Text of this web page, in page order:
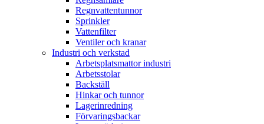
Regnvattentunnor
Sprinkler
Vattenfilter
Ventiler och kranar
Industri och verkstad
Arbetsplatsmattor industri
Arbetsstolar
Backställ
Hinkar och tunnor
Lagerinredning
Förvaringsbackar